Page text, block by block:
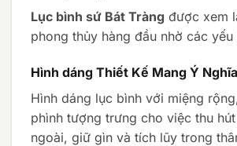
Lục bình sứ Bát Tràng được xem
phong thủy hàng đầu nhờ các yếu
Hình dáng Thiết Kế Mang Ý
Hình dáng lục bình với miệng
phình tượng trưng cho việc thu
ngoài, giữ gìn và tích lũy trong